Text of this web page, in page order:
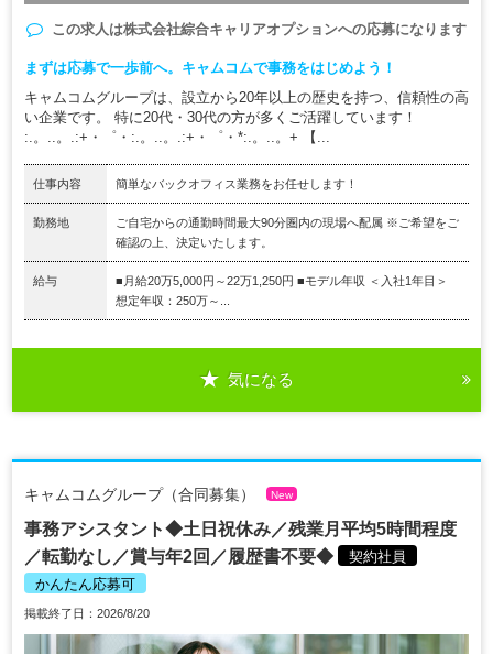
この求人は株式会社綜合キャリアオプションへの応募になります
まずは応募で一歩前へ。キャムコムで事務をはじめよう！
キャムコムグループは、設立から20年以上の歴史を持つ、信頼性の高
い企業です。 特に20代・30代の方が多くご活躍しています！
:.。..。.:+・゜・:.。..。.:+・゜・*:.。..。+ 【...
仕事内容 簡単なバックオフィス業務をお任せします！
勤務地
ご自宅からの通勤時間最大90分圏内の現場へ配属 ※ご希望をご
確認の上、決定いたします。
給与
■月給20万5,000円～22万1,250円 ■モデル年収 ＜入社1年目＞
想定年収：250万～...
気になる
キャムコムグループ（合同募集） New
事務アシスタント◆土日祝休み／残業月平均5時間程度
／転勤なし／賞与年2回／履歴書不要◆
契約社員
かんたん応募可
掲載終了日：2026/8/20